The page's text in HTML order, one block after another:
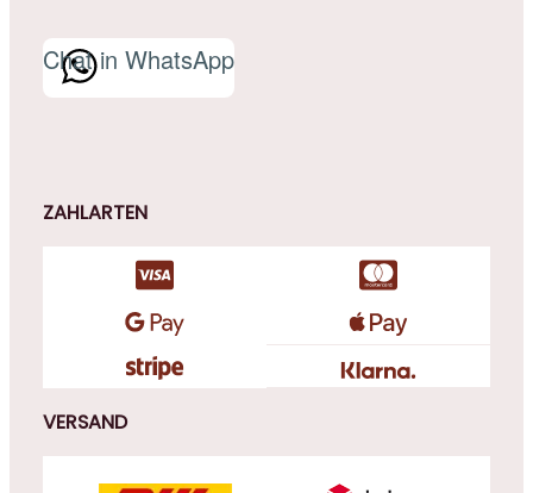
Chat in WhatsApp
ZAHLARTEN
VERSAND